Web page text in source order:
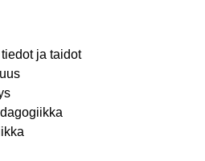
ja taidot